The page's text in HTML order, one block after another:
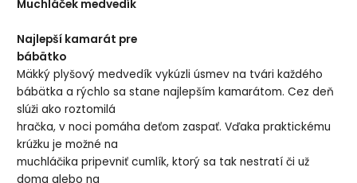
Muchláček medvedík
Najlepší kamarát pre
bábätko
Mäkký plyšový medvedík vykúzli úsmev na tvári každého
bábätka a rýchlo sa stane najlepším kamarátom. Cez deň
slúži ako roztomilá
hračka, v noci pomáha deťom zaspať. Vďaka praktickému
krúžku je možné na
muchláčika pripevniť cumlík, ktorý sa tak nestratí či už
doma alebo na